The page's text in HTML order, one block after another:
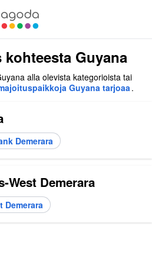
Guyana
alla olevista kategorioista tai
Guyana tarjoaa .
Demerara
West Demerara
Demerara